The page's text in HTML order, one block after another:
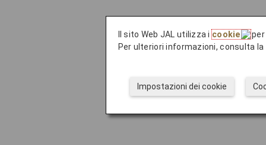
Il sito Web JAL utilizza icookie
per
Per ulteriori informazioni, consulta
Impostazioni dei cookie